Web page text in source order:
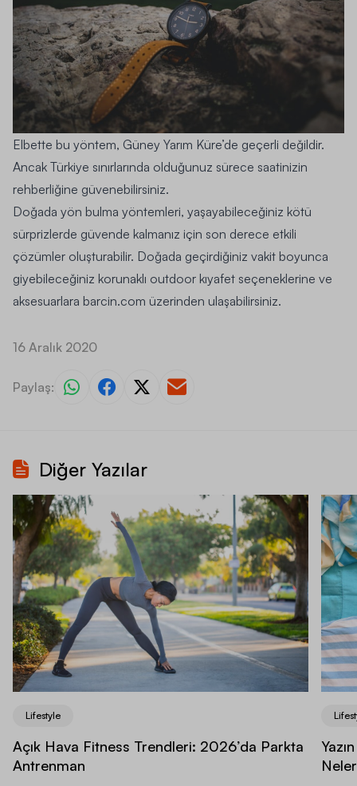
Elbette bu yöntem, Güney Yarım Küre’de geçerli değildir.
Ancak Türkiye sınırlarında olduğunuz sürece saatinizin
rehberliğine güvenebilirsiniz.
Doğada yön bulma yöntemleri, yaşayabileceğiniz kötü
sürprizlerde güvende kalmanız için son derece etkili
çözümler oluşturabilir. Doğada geçirdiğiniz vakit boyunca
giyebileceğiniz korunaklı outdoor kıyafet seçeneklerine ve
aksesuarlara barcin.com üzerinden ulaşabilirsiniz.
16 Aralık 2020
Paylaş:
Diğer Yazılar
Lifestyle
Açık Hava Fitness Trendleri: 2026’da Parkta
Antrenman